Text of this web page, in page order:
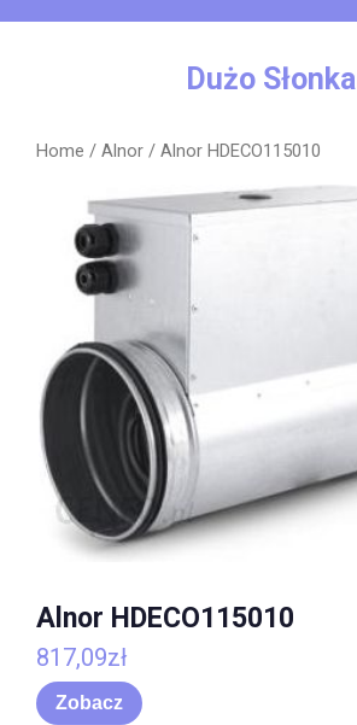
Dużo Słonka
Home / Alnor / Alnor HDECO115010
Alnor HDECO115010
817,09zł
Zobacz